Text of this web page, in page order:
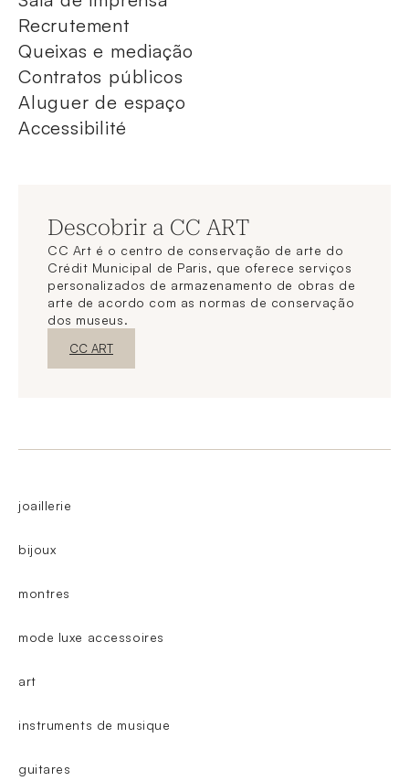
Recrutement
Queixas e mediação
Contratos públicos
Aluguer de espaço
Accessibilité
Descobrir a CC ART
CC Art é o centro de conservação de arte do
Crédit Municipal de Paris, que oferece serviços
personalizados de armazenamento de obras de
arte de acordo com as normas de conservação
dos museus.
Nova janelaDescubra o
CC ART
joaillerie
bijoux
montres
mode luxe accessoires
art
instruments de musique
guitares